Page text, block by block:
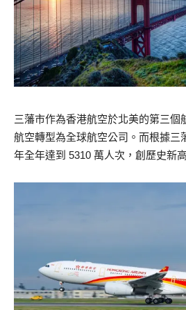
三藩市作為香港航空於北美的第三個
航空轉型為全球航空公司。而根據三
年全年達到 5310 萬人次，創歷史新